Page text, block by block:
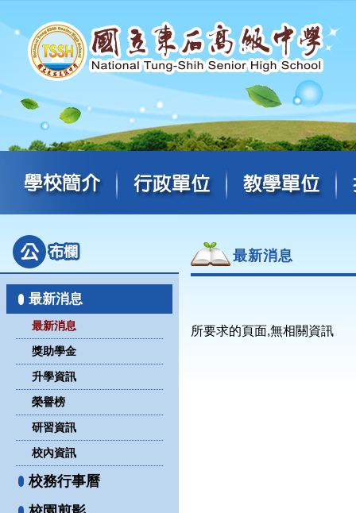
最新消息
最新消息
獎助學金
升學資訊
榮譽榜
研習資訊
校內資訊
校務行事曆
最新消息
所要求的頁面,無相關資訊